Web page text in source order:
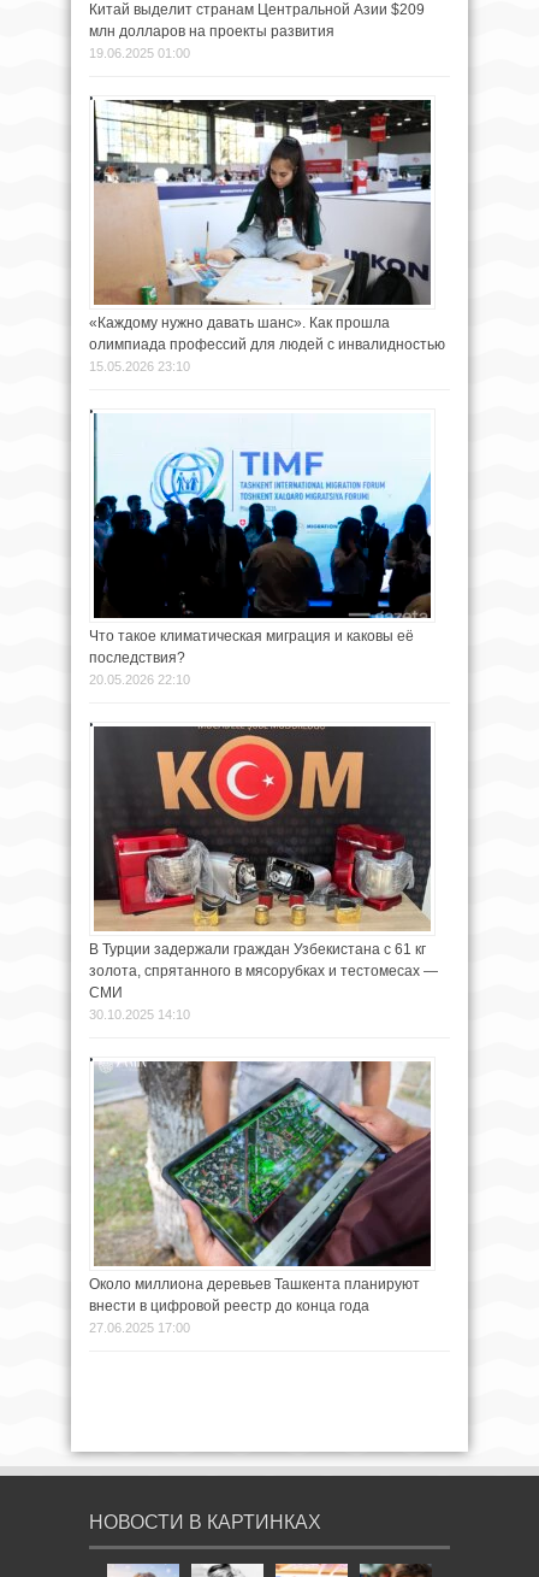
Китай выделит странам Центральной Азии $209
млн долларов на проекты развития
19.06.2025 01:00
«Каждому нужно давать шанс». Как прошла
олимпиада профессий для людей с инвалидностью
15.05.2026 23:10
Что такое климатическая миграция и каковы её
последствия?
20.05.2026 22:10
В Турции задержали граждан Узбекистана с 61 кг
золота, спрятанного в мясорубках и тестомесах —
СМИ
30.10.2025 14:10
Около миллиона деревьев Ташкента планируют
внести в цифровой реестр до конца года
27.06.2025 17:00
НОВОСТИ В КАРТИНКАХ